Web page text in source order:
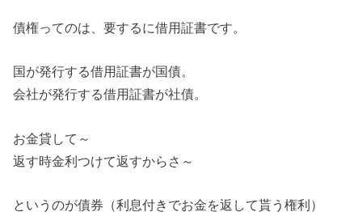
債権ってのは、要するに借用証書です。
国が発行する借用証書が国債。
会社が発行する借用証書が社債。
お金貸して～
返す時金利つけて返すからさ～
というのが債券（利息付きでお金を返して貰う権利）